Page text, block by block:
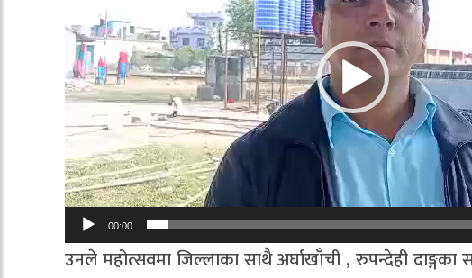
00:00
उनले महोत्सवमा जिल्लाका साथै अर्घाखाँची , रुपन्देही दाङ्गका